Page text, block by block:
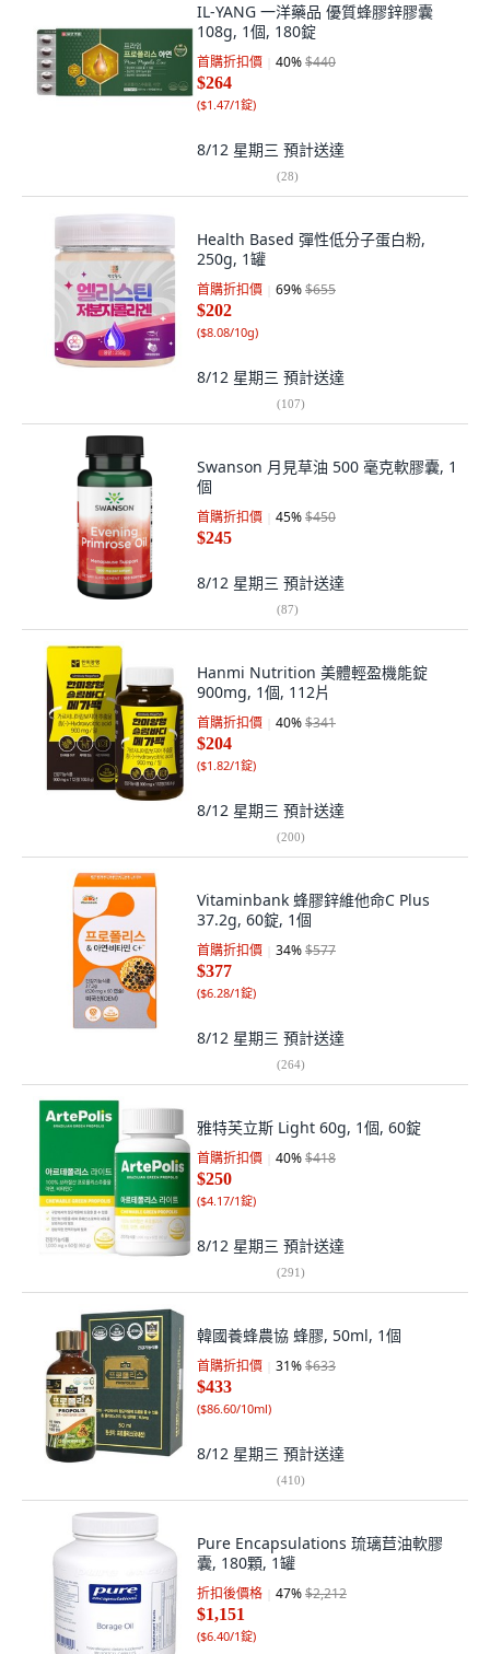
IL-YANG 一洋藥品 優質蜂膠鋅膠囊
108g, 1個, 180錠
首購折扣價 40%$440
$264
($1.47/1錠)
8/12 星期三 預計送達
(28)
Health Based 彈性低分子蛋白粉,
250g, 1罐
首購折扣價 69%$655
$202
($8.08/10g)
8/12 星期三 預計送達
(107)
Swanson 月見草油 500 毫克軟膠囊, 1
個
首購折扣價 45%$450
$245
8/12 星期三 預計送達
(87)
Hanmi Nutrition 美體輕盈機能錠
900mg, 1個, 112片
首購折扣價 40%$341
$204
($1.82/1錠)
8/12 星期三 預計送達
(200)
Vitaminbank 蜂膠鋅維他命C Plus
37.2g, 60錠, 1個
首購折扣價 34%$577
$377
($6.28/1錠)
8/12 星期三 預計送達
(264)
雅特芙立斯 Light 60g, 1個, 60錠
首購折扣價 40%$418
$250
($4.17/1錠)
8/12 星期三 預計送達
(291)
韓國養蜂農協 蜂膠, 50ml, 1個
首購折扣價 31%$633
$433
($86.60/10ml)
8/12 星期三 預計送達
(410)
Pure Encapsulations 琉璃苣油軟膠
囊, 180顆, 1罐
折扣後價格 47%$2,212
$1,151
($6.40/1錠)